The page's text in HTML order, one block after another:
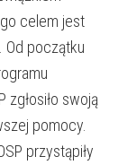
celem jest
Od początku
zgłosiło swoją
pomocy.
przystąpiły